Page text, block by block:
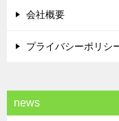
会社概要
プライバシーポリシ
news